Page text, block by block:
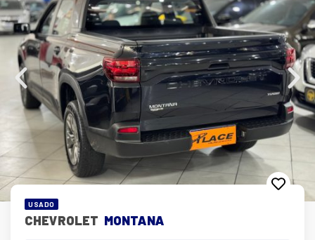
USADO
CHEVROLET MONTANA